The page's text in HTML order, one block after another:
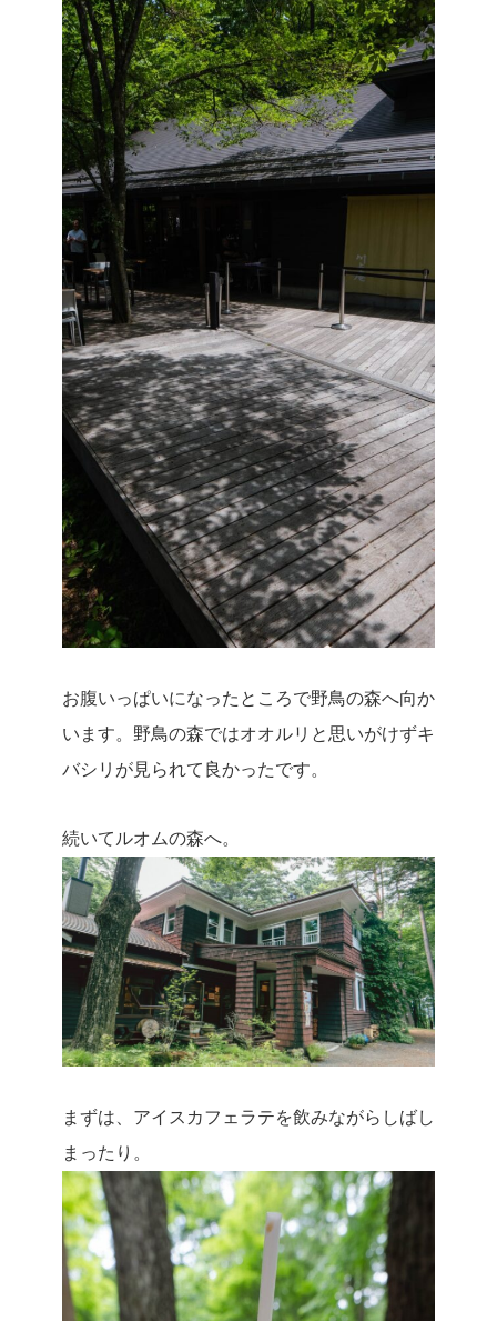
お腹いっぱいになったところで野鳥の森へ向か
います。野鳥の森ではオオルリと思いがけずキ
バシリが見られて良かったです。
続いてルオムの森へ。
まずは、アイスカフェラテを飲みながらしばし
まったり。